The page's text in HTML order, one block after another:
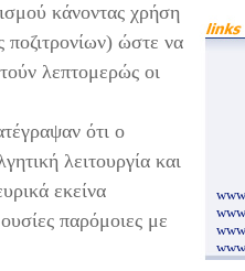
κάνοντας χρήση
ώστε να
λεπτομερώς οι
ότι ο
λειτουργία και
εκείνα
παρόμοιες με